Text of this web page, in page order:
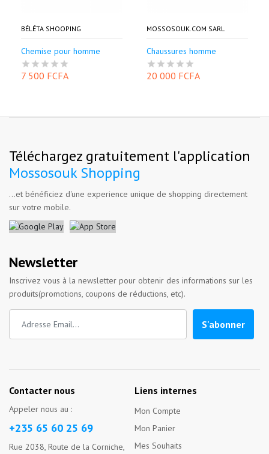
BÉLÉTA SHOOPING
Chemise pour homme
7 500 FCFA
MOSSOSOUK.COM SARL
Chaussures homme
20 000 FCFA
Téléchargez gratuitement l'application
Mossosouk Shopping
...et bénéficiez d'une experience unique de shopping directement
sur votre mobile.
Newsletter
Inscrivez vous à la newsletter pour obtenir des informations sur les
produits(promotions, coupons de réductions, etc).
S'abonner
Contacter nous
Appeler nous au :
+235 65 60 25 69
Rue 2038, Route de la Corniche,
Liens internes
Mon Compte
Mon Panier
Mes Souhaits